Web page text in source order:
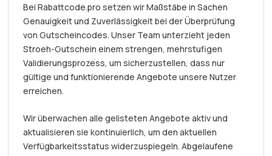
Bei Rabattcode.pro setzen wir Maßstäbe in Sachen
Genauigkeit und Zuverlässigkeit bei der Überprüfung
von Gutscheincodes. Unser Team unterzieht jeden
Stroeh-Gutschein einem strengen, mehrstufigen
Validierungsprozess, um sicherzustellen, dass nur
gültige und funktionierende Angebote unsere Nutzer
erreichen.
Wir überwachen alle gelisteten Angebote aktiv und
aktualisieren sie kontinuierlich, um den aktuellen
Verfügbarkeitsstatus widerzuspiegeln. Abgelaufene